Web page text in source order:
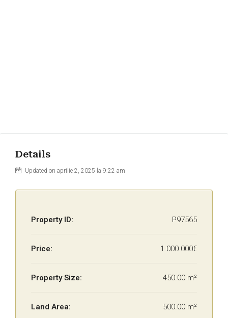
Details
Updated on aprilie 2, 2025 la 9:22 am
Property ID: P97565
Price: 1.000.000€
Property Size: 450.00 m²
Land Area: 500.00 m²